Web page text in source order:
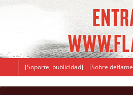
[Soporte, publicidad] [Sobre